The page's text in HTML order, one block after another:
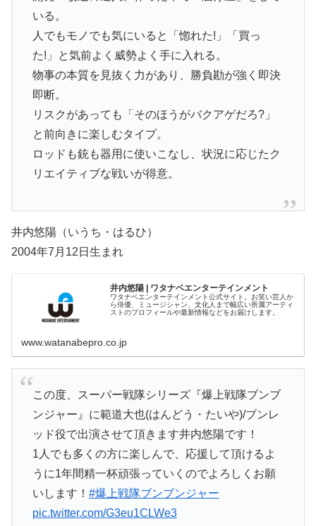
いる。
人でもモノでも気にいると「惚れた!」「買っ
た!」と気前よく威勢よく手に入れる。
物事の本質を見抜く力があり、勝負勘が強く即決
即断。
リスクがあっても「そのほうがバクアゲだろ?」
と前向きに楽しむタイプ。
ロッドも銃も器用に使いこなし、状況に応じたク
リエイティブな戦いが得意。
井内悠陽（いうち・はるひ）
2004年7月12日生まれ
井内悠陽 | ワタナベエンターテインメント
ワタナベエンターテインメント公式サイト。お笑い芸人か
ら俳優、ミュージシャン、文化人まで幅広い所属アーティ
ストのプロフィールや最新情報などをお届けします。
www.watanabepro.co.jp
この度、スーパー戦隊シリーズ『爆上戦隊ブンブ
ンジャー』に範道大也(はんどう・たいや)/ブンレ
ッド役で出演させて頂きます井内悠陽です！
1人でも多くの方に楽しんで、応援して頂けるよ
うに1年間精一杯頑張っていくのでよろしくお願
いします！ #爆上戦隊ブンブンジャー
pic.twitter.com/G3eu1CLWe3